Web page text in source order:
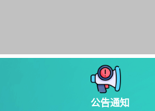
公告通知